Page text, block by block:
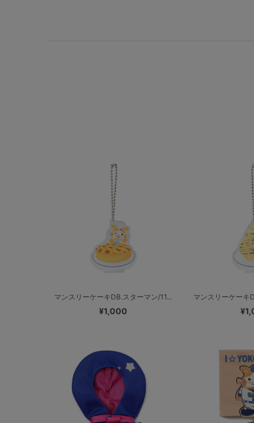
マンスリーケーキDB.スターマン/11...
¥1,000
マンスリーケーキ